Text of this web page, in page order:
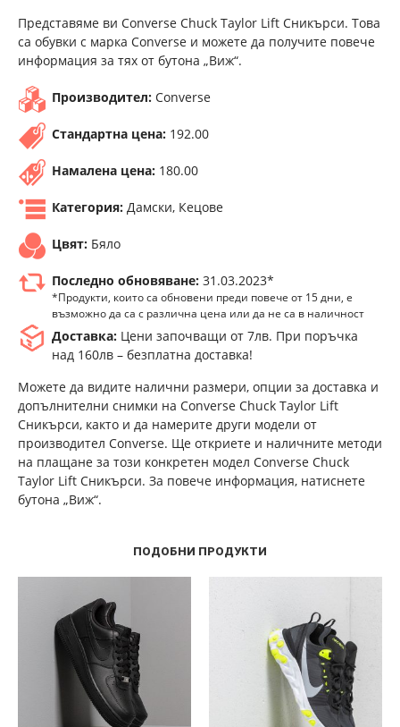
Представяме ви Converse Chuck Taylor Lift Сникърси. Това
са обувки с марка Converse и можете да получите повече
информация за тях от бутона „Виж“.
Производител: Converse
Стандартна цена: 192.00
Намалена цена: 180.00
Категория: Дамски, Кецове
Цвят: Бяло
Последно обновяване: 31.03.2023*
*Продукти, които са обновени преди повече от 15 дни, е
възможно да са с различна цена или да не са в наличност
Доставка: Цени започващи от 7лв. При поръчка
над 160лв – безплатна доставка!
Можете да видите налични размери, опции за доставка и
допълнителни снимки на Converse Chuck Taylor Lift
Сникърси, както и да намерите други модели от
производител Converse. Ще откриете и наличните методи
на плащане за този конкретен модел Converse Chuck
Taylor Lift Сникърси. За повече информация, натиснете
бутона „Виж“.
ПОДОБНИ ПРОДУКТИ